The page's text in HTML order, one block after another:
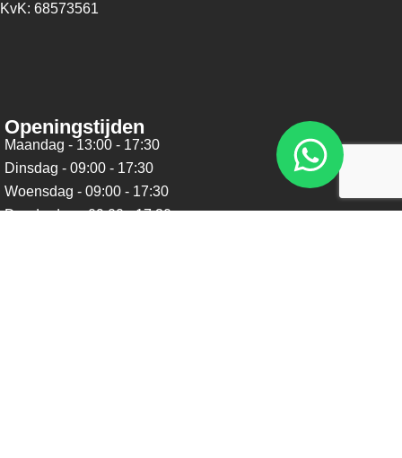
KvK: 68573561
Openingstijden
Maandag - 13:00 - 17:30
Dinsdag - 09:00 - 17:30
Woensdag - 09:00 - 17:30
Donderdag - 09:00 - 17:30